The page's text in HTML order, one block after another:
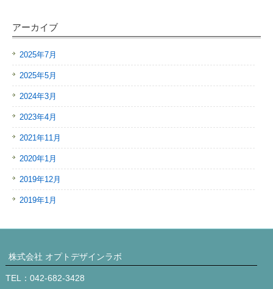
アーカイブ
2025年7月
2025年5月
2024年3月
2023年4月
2021年11月
2020年1月
2019年12月
2019年1月
株式会社 オプトデザインラボ
TEL：042-682-3428